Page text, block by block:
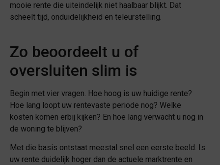
mooie rente die uiteindelijk niet haalbaar blijkt. Dat
scheelt tijd, onduidelijkheid en teleurstelling.
Zo beoordeelt u of
oversluiten slim is
Begin met vier vragen. Hoe hoog is uw huidige rente?
Hoe lang loopt uw rentevaste periode nog? Welke
kosten komen erbij kijken? En hoe lang verwacht u nog in
de woning te blijven?
Met die basis ontstaat meestal snel een eerste beeld. Is
uw rente duidelijk hoger dan de actuele marktrente en